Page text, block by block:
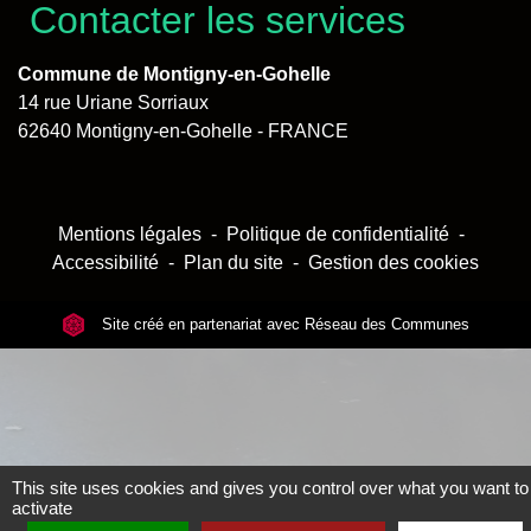
Contacter les services
Commune de Montigny-en-Gohelle
14 rue Uriane Sorriaux
62640 Montigny-en-Gohelle - FRANCE
Mentions légales - Politique de confidentialité -
Accessibilité - Plan du site - Gestion des cookies
Site créé en partenariat avec Réseau des Communes
This site uses cookies and gives you control over what you want to
activate